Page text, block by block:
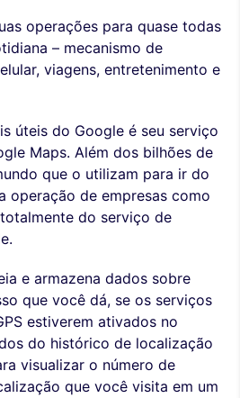
operações para quase todas
– mecanismo de
viagens, entretenimento e
úteis do Google é seu serviço
Maps. Além dos bilhões de
que o utilizam para ir do
operação de empresas como
do serviço de
e armazena dados sobre
que você dá, se os serviços
estiverem ativados no
do histórico de localização
visualizar o número de
que você visita em um